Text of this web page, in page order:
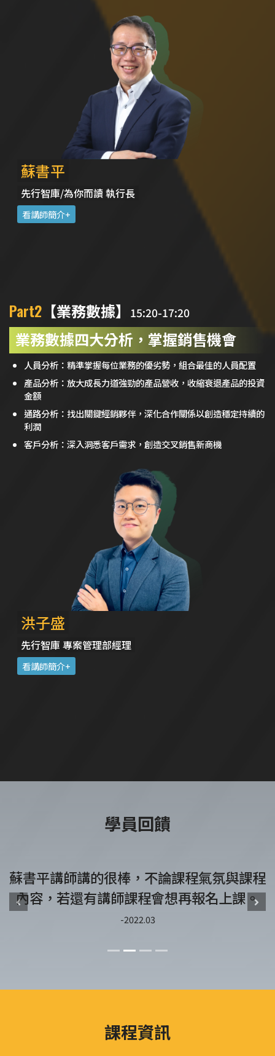
蘇書平
先行智庫/為你而讀 執行長
看講師簡介+
Part2 【業務數據】 15:20-17:20
業務數據四大分析，掌握銷售機會
人員分析：精準掌握每位業務的優劣勢，組合最佳的人員配置
產品分析：放大成長力道強勁的產品營收，收縮衰退產品的投資
金額
通路分析：找出關鍵經銷夥伴，深化合作關係以創造穩定持續的
利潤
客戶分析：深入洞悉客戶需求，創造交叉銷售新商機
洪子盛
先行智庫 專案管理部經理
看講師簡介+
學員回饋
蘇書平講師講的很棒，不論課程氣氛與課程
內容，若還有講師課程會想再報名上課。
-2022.03
Previous
課程資訊